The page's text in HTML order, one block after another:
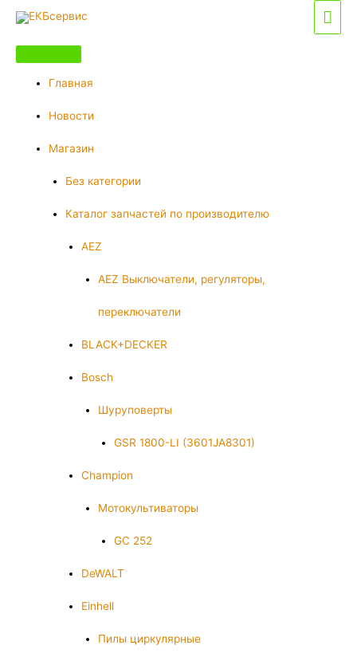
Перейти
содержимому
Главная
Новости
Магазин
Без категории
Каталог запчастей по производителю
AEZ
AEZ Выключатели, регуляторы,
переключатели
BLACK+DECKER
Bosch
Шуруповерты
GSR 1800-LI (3601JA8301)
Champion
Мотокультиваторы
GC 252
DeWALT
Einhell
Пилы циркулярные